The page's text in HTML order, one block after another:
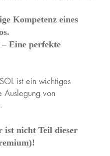
Kompetenz eines
Eine perfekte
ist ein wichtiges
Auslegung von
ist nicht Teil dieser